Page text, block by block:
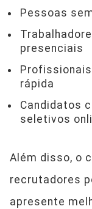
Pessoas
presenciais
rápida
Candidatos
seletivos
Além disso, o
recrutadores
apresente